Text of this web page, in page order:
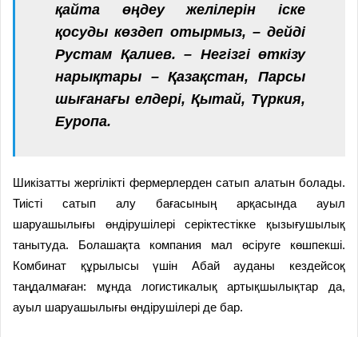
қайта өңдеу желілерін іске
қосуды көздеп отырмыз, – дейді
Рустам Қалиев. – Негізгі өткізу
нарықтары – Қазақстан, Парсы
шығанағы елдері, Қытай, Түркия,
Еуропа.
Шикізатты жергілікті фермерлерден сатып алатын болады.
Тиісті сатып алу бағасының арқасында ауыл
шаруашылығы өндірушілері серіктестікке қызығушылық
танытуда. Болашақта компания мал өсіруге көшпекші.
Комбинат құрылысы үшін Абай ауданы кездейсоқ
таңдалмаған: мұнда логистикалық артықшылықтар да,
ауыл шаруашылығы өндірушілері де бар.